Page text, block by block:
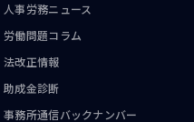
人事労務ニュース
労働問題コラム
法改正情報
助成金診断
事務所通信バックナンバー